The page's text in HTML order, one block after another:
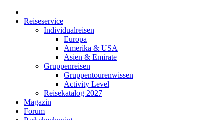
Reiseservice
Individualreisen
Europa
Amerika & USA
Asien & Emirate
Gruppenreisen
Gruppentourenwissen
Activity Level
Reisekatalog 2027
Magazin
Forum